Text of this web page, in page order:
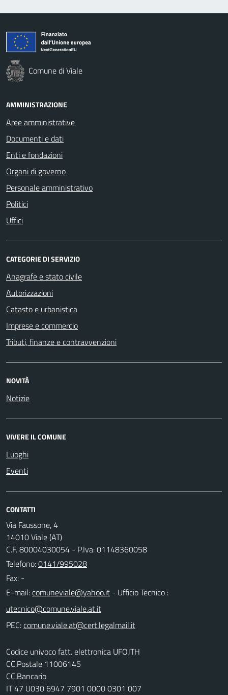
Comune di Viale
AMMINISTRAZIONE
Aree amministrative
Documenti e dati
Enti e fondazioni
Organi di governo
Personale amministrativo
Politici
Uffici
CATEGORIE DI SERVIZIO
Anagrafe e stato civile
Autorizzazioni
Catasto e urbanistica
Imprese e commercio
Tributi, finanze e contravvenzioni
NOVITÀ
Notizie
VIVERE IL COMUNE
Luoghi
Eventi
CONTATTI
Via Faussone, 4
14010 Viale (AT)
C.F. 80004030054 - P.Iva: 01148360058
Telefono:0141/995028
Fax: -
E-mail:
- Ufficio Tecnico :
PEC:
Codice univoco fatt. elettronica UFOJTH
CC.Postale 11006145
CC.Bancario
IT 47 U030 6947 7901 0000 0301 007